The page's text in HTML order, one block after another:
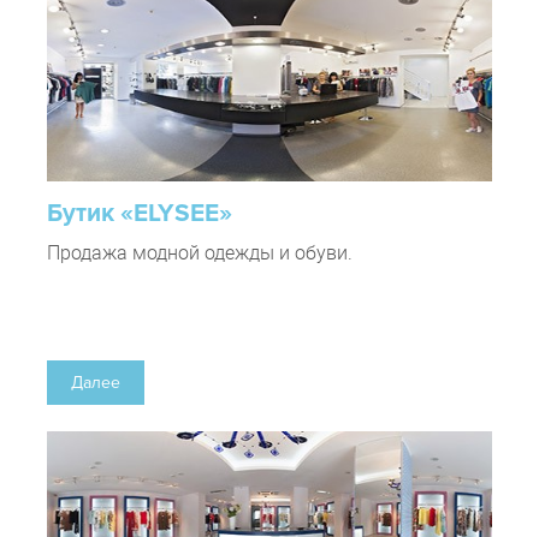
Бутик «ELYSEE»
Продажа модной одежды и обуви.
Далее